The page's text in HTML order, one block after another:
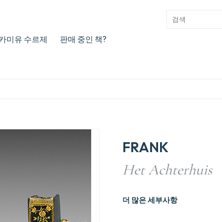
미유 수르제 판매 중인 책?
FRANK
Het Achterhuis
더 많은 세부사항